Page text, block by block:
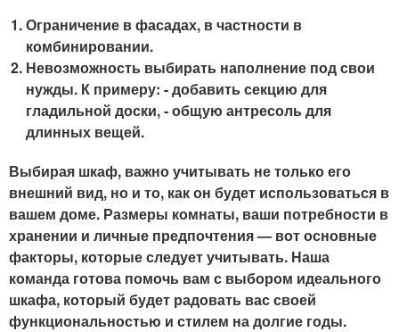
Ограничение в фасадах, в частности в
комбинировании.
Невозможность выбирать наполнение под свои
нужды. К примеру: - добавить секцию для
гладильной доски, - общую антресоль для
длинных вещей.
Выбирая шкаф, важно учитывать не только его
внешний вид, но и то, как он будет использоваться в
вашем доме. Размеры комнаты, ваши потребности в
хранении и личные предпочтения — вот основные
факторы, которые следует учитывать. Наша
команда готова помочь вам с выбором идеального
шкафа, который будет радовать вас своей
функциональностью и стилем на долгие годы.